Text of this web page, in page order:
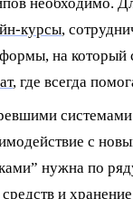
необходимо.
курсы,
на который
, где всегда
с
нужна по
средств и